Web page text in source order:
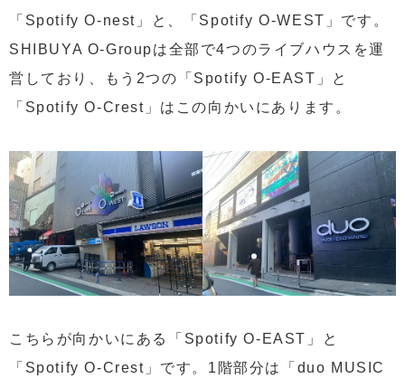
「Spotify O-nest」と、「Spotify O-WEST」です。
SHIBUYA O-Groupは全部で4つのライブハウスを運
営しており、もう2つの「Spotify O-EAST」と
「Spotify O-Crest」はこの向かいにあります。
こちらが向かいにある「Spotify O-EAST」と
「Spotify O-Crest」です。1階部分は「duo MUSIC